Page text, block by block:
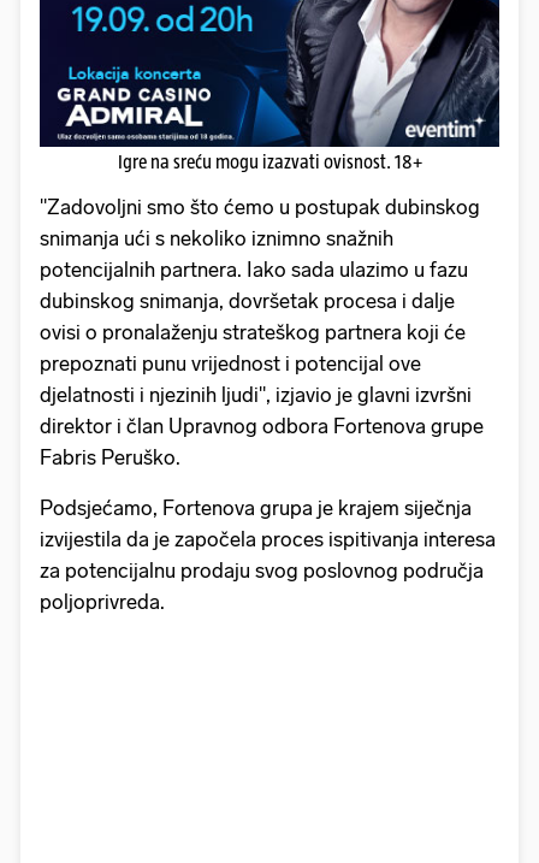
Igre na sreću mogu izazvati ovisnost. 18+
"Zadovoljni smo što ćemo u postupak dubinskog
snimanja ući s nekoliko iznimno snažnih
potencijalnih partnera. Iako sada ulazimo u fazu
dubinskog snimanja, dovršetak procesa i dalje
ovisi o pronalaženju strateškog partnera koji će
prepoznati punu vrijednost i potencijal ove
djelatnosti i njezinih ljudi", izjavio je glavni izvršni
direktor i član Upravnog odbora Fortenova grupe
Fabris Peruško.
Podsjećamo, Fortenova grupa je krajem siječnja
izvijestila da je započela proces ispitivanja interesa
za potencijalnu prodaju svog poslovnog područja
poljoprivreda.